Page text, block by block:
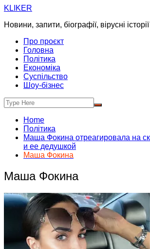
Skip
content
KLIKER
Новини, запити, біографії, вірусні історії
Про проєкт
Головна
Політика
Економіка
Суспільство
Шоу-бізнес
Home
Політика
Маша Фокина отреагировала на
и ее дедушкой
Маша Фокина
Маша Фокина